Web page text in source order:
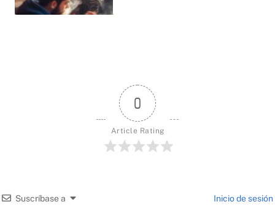
0
Article Rating
Suscríbase a Inicio de sesión